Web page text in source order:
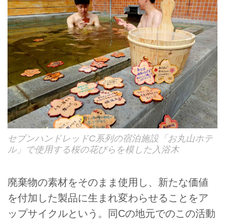
セブンハンドレッドC系列の宿泊施設「お丸山ホテ
ル」で使用する桜の花びらを模した入浴木
廃棄物の素材をそのまま使用し、新たな価値
を付加した製品に生まれ変わらせることをア
ップサイクルという。同Cの地元でのこの活動